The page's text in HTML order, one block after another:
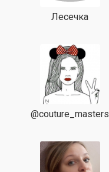
Лесечка
@couture_masters